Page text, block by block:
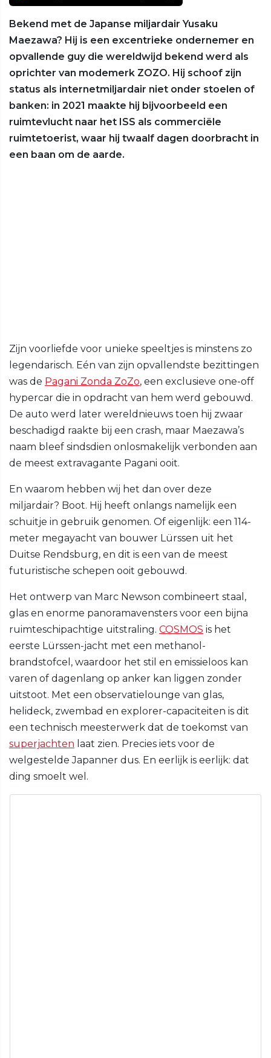
Bekend met de Japanse miljardair Yusaku
Maezawa? Hij is een excentrieke ondernemer en
opvallende guy die wereldwijd bekend werd als
oprichter van modemerk ZOZO. Hij schoof zijn
status als internetmiljardair niet onder stoelen of
banken: in 2021 maakte hij bijvoorbeeld een
ruimtevlucht naar het ISS als commerciële
ruimtetoerist, waar hij twaalf dagen doorbracht in
een baan om de aarde.
Zijn voorliefde voor unieke speeltjes is minstens zo
legendarisch. Eén van zijn opvallendste bezittingen
was de Pagani Zonda ZoZo, een exclusieve one-off
hypercar die in opdracht van hem werd gebouwd.
De auto werd later wereldnieuws toen hij zwaar
beschadigd raakte bij een crash, maar Maezawa’s
naam bleef sindsdien onlosmakelijk verbonden aan
de meest extravagante Pagani ooit.
En waarom hebben wij het dan over deze
miljardair? Boot. Hij heeft onlangs namelijk een
schuitje in gebruik genomen. Of eigenlijk: een 114-
meter megayacht van bouwer Lürssen uit het
Duitse Rendsburg, en dit is een van de meest
futuristische schepen ooit gebouwd.
Het ontwerp van Marc Newson combineert staal,
glas en enorme panoramavensters voor een bijna
ruimteschipachtige uitstraling. COSMOS is het
eerste Lürssen-jacht met een methanol-
brandstofcel, waardoor het stil en emissieloos kan
varen of dagenlang op anker kan liggen zonder
uitstoot. Met een observatielounge van glas,
helideck, zwembad en explorer-capaciteiten is dit
een technisch meesterwerk dat de toekomst van
superjachten laat zien. Precies iets voor de
welgestelde Japanner dus. En eerlijk is eerlijk: dat
ding smoelt wel.